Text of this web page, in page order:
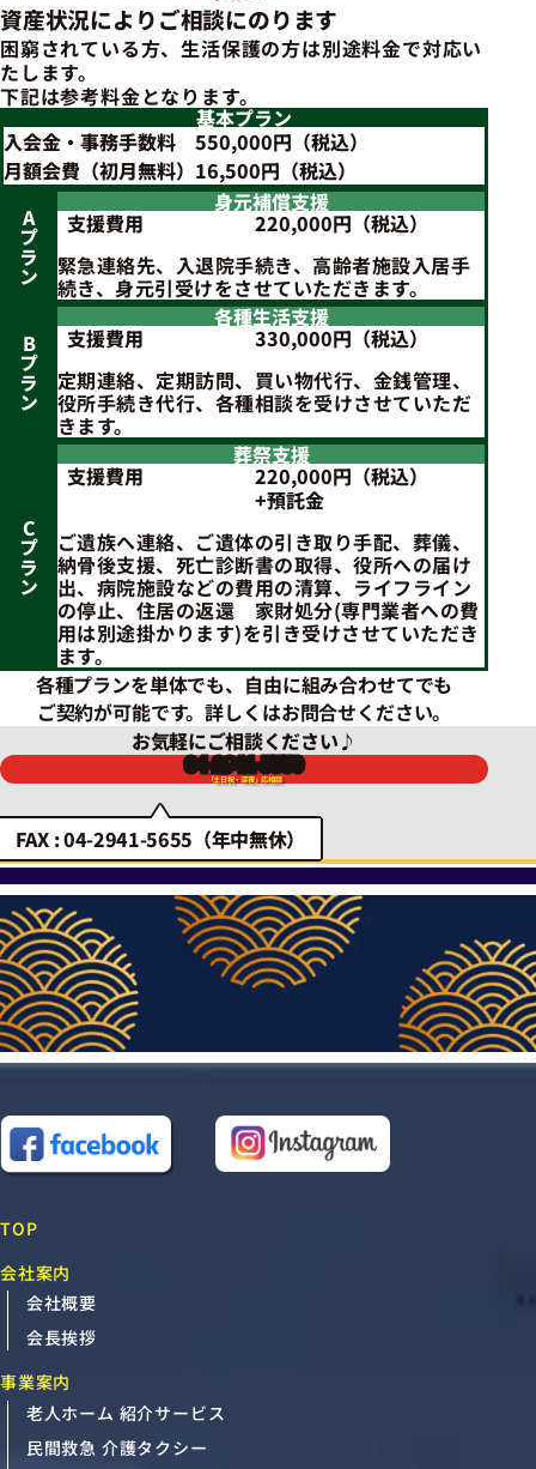
資産状況によりご相談にのります
困窮されている方、生活保護の方は別途料金で対応い
たします。
下記は参考料金となります。
基本プラン
入会金・事務手数料
550,000円（税込）
月額会費（初月無料） 16,500円（税込）
A
プラン
身元補償支援
支援費用
220,000円（税込）
緊急連絡先、入退院手続き、高齢者施設入居手
続き、身元引受けをさせていただきます。
B
プラン
各種生活支援
支援費用
330,000円（税込）
定期連絡、定期訪問、買い物代行、金銭管理、
役所手続き代行、各種相談を受けさせていただ
きます。
C
プラン
葬祭支援
支援費用
220,000円（税込）
+預託金
ご遺族へ連絡、ご遺体の引き取り手配、葬儀、
納骨後支援、死亡診断書の取得、役所への届け
出、病院施設などの費用の清算、ライフライン
の停止、住居の返還 家財処分(専門業者への費
用は別途掛かります)を引き受けさせていただき
ます。
各種プランを単体でも、自由に組み合わせてでも
ご契約が可能です。詳しくはお問合せください。
お気軽にご相談ください♪
04-2941-5550
「土日祝・深夜」応相談
FAX : 04-2941-5655（年中無休）
TOP
会社案内
会社概要
会長挨拶
事業案内
老人ホーム 紹介サービス
民間救急 介護タクシー